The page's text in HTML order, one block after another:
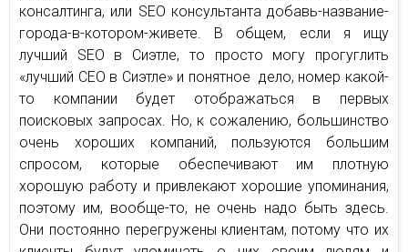
консалтинга, или SEO консультанта добавь-название-
города-в-котором-живете. В общем, если я ищу
лучший SEO в Сиэтле, то просто могу прогуглить
«лучший СЕО в Сиэтле» и понятное дело, номер какой-
то компании будет отображаться в первых
поисковых запросах. Но, к сожалению, большинство
очень хороших компаний, пользуются большим
спросом, которые обеспечивают им плотную
хорошую работу и привлекают хорошие упоминания,
поэтому им, вообще-то, не очень надо быть здесь.
Они постоянно перегружены клиентам, потому что их